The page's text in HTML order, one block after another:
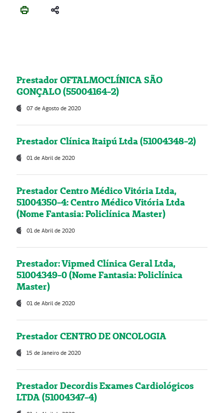
Prestador OFTALMOCLÍNICA SÃO
GONÇALO (55004164-2)
07 de Agosto de 2020
Prestador Clínica Itaipú Ltda (51004348-2)
01 de Abril de 2020
Prestador Centro Médico Vitória Ltda,
51004350-4: Centro Médico Vitória Ltda
(Nome Fantasia: Policlínica Master)
01 de Abril de 2020
Prestador: Vipmed Clínica Geral Ltda,
51004349-0 (Nome Fantasia: Policlínica
Master)
01 de Abril de 2020
Prestador CENTRO DE ONCOLOGIA
15 de Janeiro de 2020
Prestador Decordis Exames Cardiológicos
LTDA (51004347-4)